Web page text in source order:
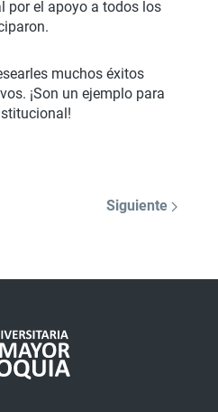
por el apoyo a todos los
muchos éxitos
¡Son un ejemplo para
Siguiente